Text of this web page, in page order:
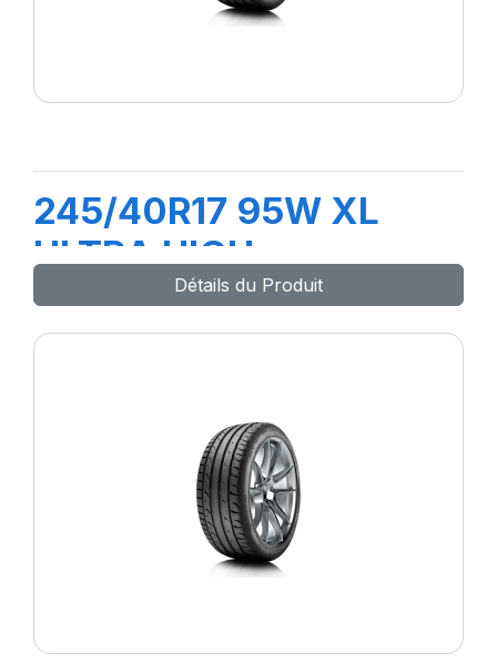
245/40R17 95W XL
ULTRA HIGH
PERFORMANCE
Détails du Produit